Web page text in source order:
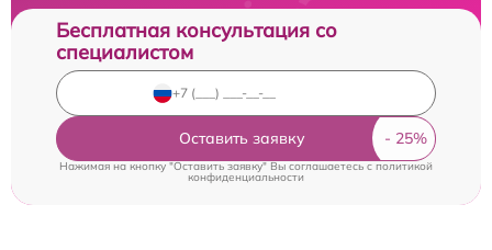
Бесплатная консультация со
специалистом
Оставить заявку
Нажимая на кнопку "Оставить заявку" Вы соглашаетесь cполитикой
конфиденциальности